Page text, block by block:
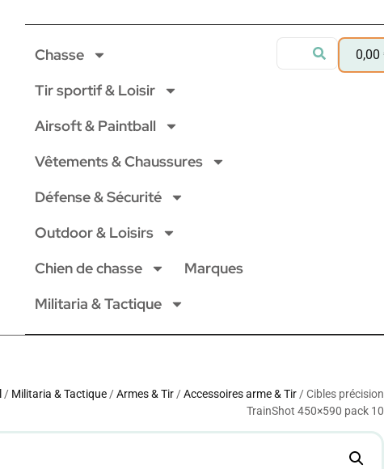
Chasse
Tir sportif & Loisir
Airsoft & Paintball
Vêtements & Chaussures
Défense & Sécurité
Outdoor & Loisirs
Chien de chasse
Marques
Militaria & Tactique
0,00
/ Militaria & Tactique /Armes & Tir /Accessoires arme & Tir / Cibles précision
TrainShot 450×590 pack 10